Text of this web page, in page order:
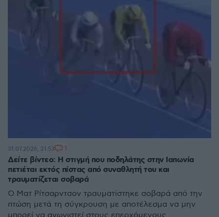
Δείτε βίντεο: Η στιγμή που ποδηλάτης στην Ιαπωνία
πετιέται εκτός πίστας από συναθλητή του και
τραυματίζεται σοβαρά
Ο Ματ Ρίτσαρντσον τραυματίστηκε σοβαρά από την
πτώση μετά τη σύγκρουση με αποτέλεσμα να μην
31.07.2026, 21:53 1